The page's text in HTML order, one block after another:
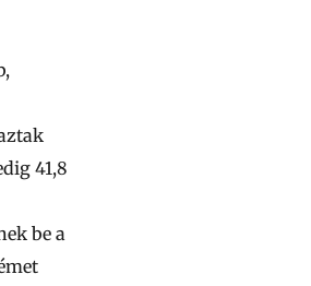
41,8
be a